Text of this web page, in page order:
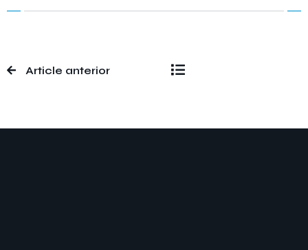
Article anterior